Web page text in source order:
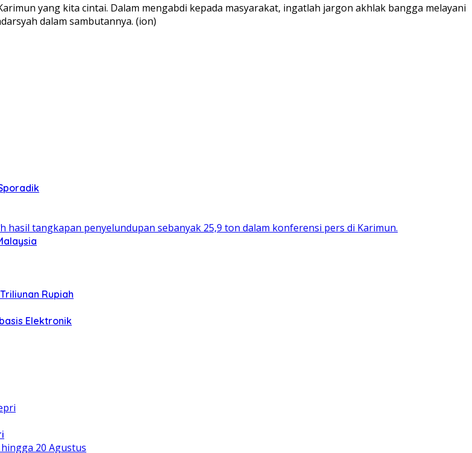
yang kita cintai. Dalam mengabdi kepada masyarakat, ingatlah jargon akhlak bangga melayani
dalam sambutannya. (ion)
Rupiah
Elektronik